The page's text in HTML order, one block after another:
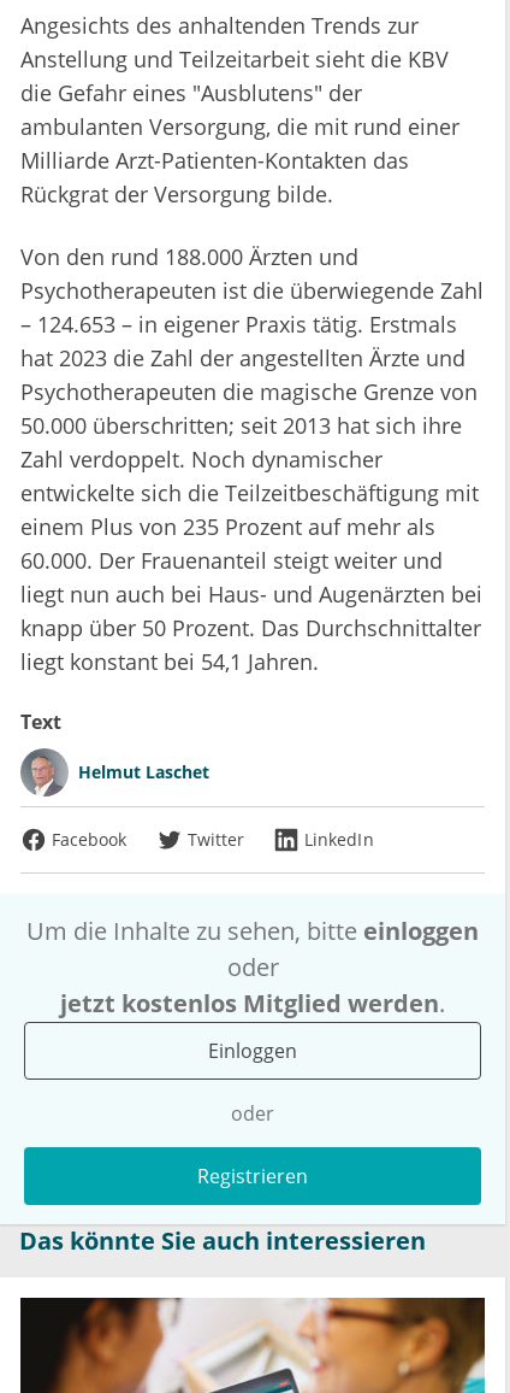
Angesichts des anhaltenden Trends zur
Anstellung und Teilzeitarbeit sieht die KBV
die Gefahr eines "Ausblutens" der
ambulanten Versorgung, die mit rund einer
Milliarde Arzt-Patienten-Kontakten das
Rückgrat der Versorgung bilde.
Von den rund 188.000 Ärzten und
Psychotherapeuten ist die überwiegende Zahl
– 124.653 – in eigener Praxis tätig. Erstmals
hat 2023 die Zahl der angestellten Ärzte und
Psychotherapeuten die magische Grenze von
50.000 überschritten; seit 2013 hat sich ihre
Zahl verdoppelt. Noch dynamischer
entwickelte sich die Teilzeitbeschäftigung mit
einem Plus von 235 Prozent auf mehr als
60.000. Der Frauenanteil steigt weiter und
liegt nun auch bei Haus- und Augenärzten bei
knapp über 50 Prozent. Das Durchschnittalter
liegt konstant bei 54,1 Jahren.
Text
Helmut Laschet
Facebook Twitter LinkedIn
Um die Inhalte zu sehen, bitte einloggen
oder
jetzt kostenlos Mitglied werden.
Einloggen
oder
Registrieren
Das könnte Sie auch interessieren